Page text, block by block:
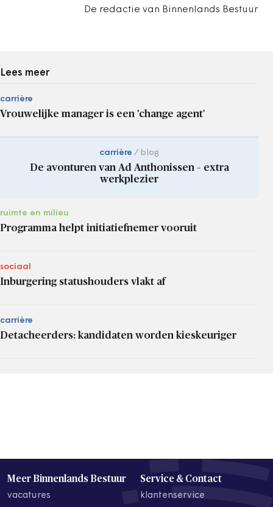
De redactie van Binnenlands Bestuur
Lees meer
carrière
Vrouwelijke manager is een 'change agent'
carrière blog
De avonturen van Ad Anthonissen – extra
werkplezier
ruimte en milieu
Programma helpt initiatiefnemer vooruit
sociaal
Inburgering statushouders vlakt af
carrière
Detacheerders: kandidaten worden kieskeuriger
Meer Binnenlands Bestuur
vacatures
Service & Contact
klantenservice